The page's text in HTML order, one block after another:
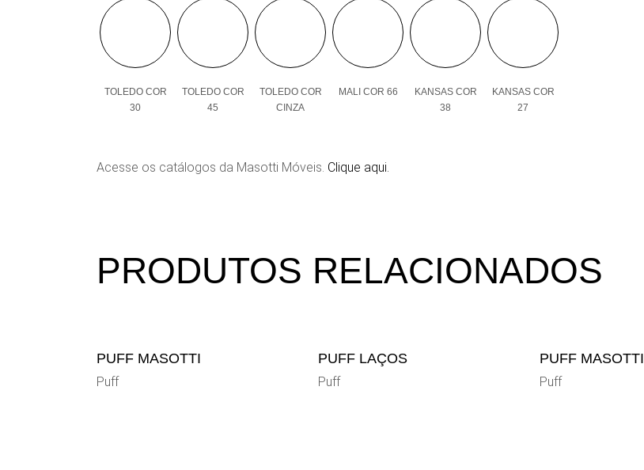
TOLEDO COR
30
TOLEDO COR
45
TOLEDO COR
CINZA
MALI COR 66
KANSAS COR
38
KANSAS COR
27
Acesse os catálogos da Masotti Móveis. Clique aqui.
PRODUTOS RELACIONADOS
PUFF MASOTTI
Puff
PUFF LAÇOS
Puff
PUFF MASOTTI
Puff